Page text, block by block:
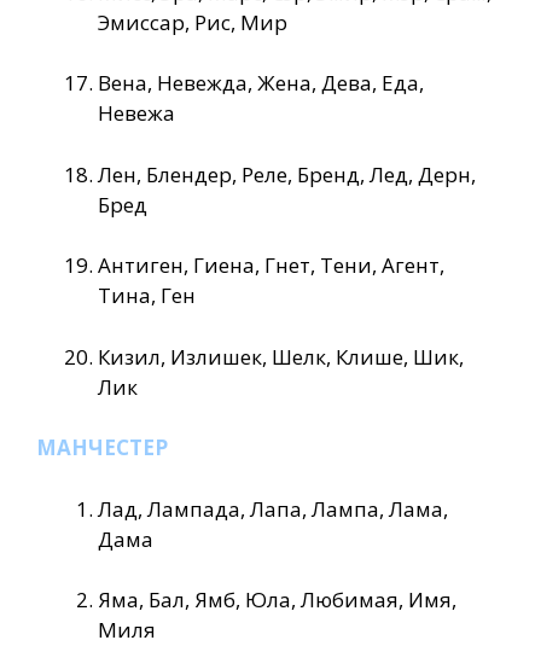
Эмиссар, Рис, Мир
Вена, Невежда, Жена, Дева, Еда,
Невежа
Лен, Блендер, Реле, Бренд, Лед, Дерн,
Бред
Антиген, Гиена, Гнет, Тени, Агент,
Тина, Ген
Кизил, Излишек, Шелк, Клише, Шик,
Лик
МАНЧЕСТЕР
Лад, Лампада, Лапа, Лампа, Лама,
Дама
Яма, Бал, Ямб, Юла, Любимая, Имя,
Миля